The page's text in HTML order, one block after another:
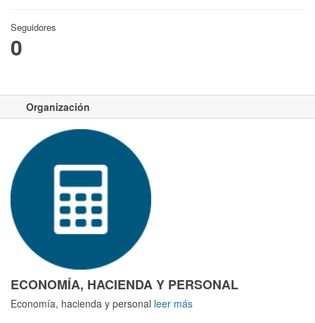
Seguidores
0
Organización
ECONOMÍA, HACIENDA Y PERSONAL
Economía, hacienda y personal leer más